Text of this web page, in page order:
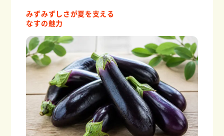
みずみずしさが夏を支える
なすの魅力